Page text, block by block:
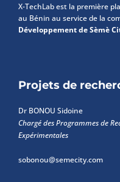
X-TechLab est la première
au Bénin au service de la
Développement de Sèmè
Projets de
Dr BONOU Sidoine
Chargé des Programmes de
Expérimentales
sobonou@semecity.com